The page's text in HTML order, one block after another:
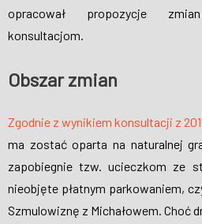
opracował propozycje
konsultacjom.
Obszar zmian
Zgodnie z wynikiem konsultacji z
ma zostać oparta na naturalnej
zapobiegnie tzw. ucieczkom ze
nieobjęte płatnym parkowaniem,
Szmulowiznę z Michałowem. Choć